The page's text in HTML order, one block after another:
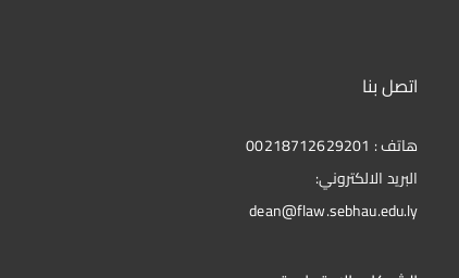
اتصل بنا
هاتف : 00218712629201
البريد الالكتروني:
dean@flaw.sebhau.edu.ly